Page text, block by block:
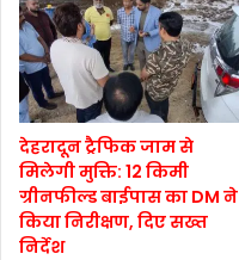
देहरादून ट्रैफिक जाम से
मिलेगी मुक्ति: 12 किमी
ग्रीनफील्ड बाईपास का DM ने
किया निरीक्षण, दिए सख्त
निर्देश